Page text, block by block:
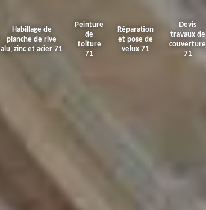
Habillage de
planche de rive
alu, zinc et acier 71
Peinture
de
toiture
71
Réparation
et pose de
velux 71
Devis
travaux de
couverture
71